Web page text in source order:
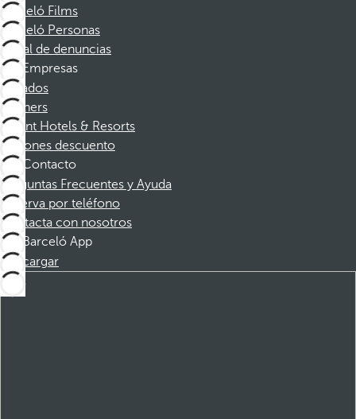
Barceló Films
Barceló Personas
Canal de denuncias
Empresas
Afiliados
Partners
Dorint Hotels & Resorts
Cupones descuento
Contacto
Preguntas Frecuentes y Ayuda
Reserva por teléfono
Contacta con nosotros
Barceló App
Descargar